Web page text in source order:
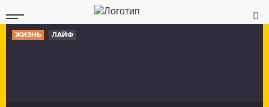
ЖИЗНЬ ЛАЙФ